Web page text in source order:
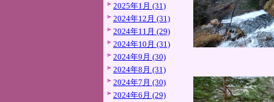
2025年1月 (31)
2024年12月 (31)
2024年11月 (29)
2024年10月 (31)
2024年9月 (30)
2024年8月 (31)
2024年7月 (30)
2024年6月 (29)